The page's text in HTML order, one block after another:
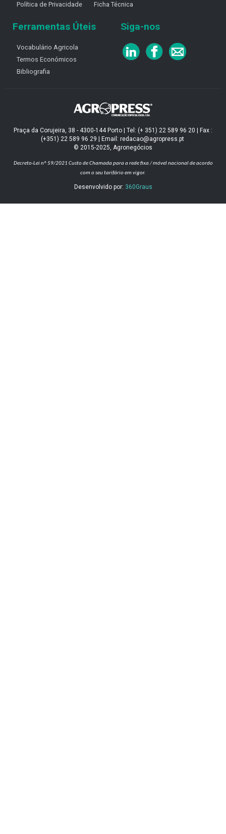
Política de Privacidade Ficha Técnica
Ferramentas Úteis
Vocabulário Agricola
Termos Económicos
Bibliografia
Siga-nos
Praça da Corujeira, 38 - 4300-144 Porto | Tel: (+ 351) 22 589 96 20 | Fax :
(+351) 22 589 96 29 | Email: redacao@agropress.pt
© 2015-2025, Agronegócios
Decreto-Lei nº 59/2021 Custo de Chamada para a rede fixa / móvel nacional de acordo
com o seu tarifário em vigor.
Desenvolvido por: 360Graus